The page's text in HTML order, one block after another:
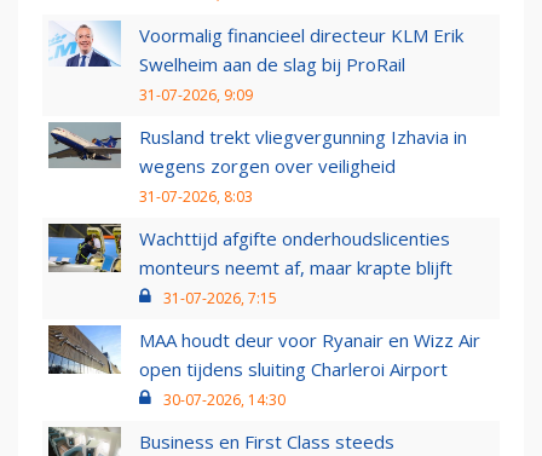
Voormalig financieel directeur KLM Erik
Swelheim aan de slag bij ProRail
31-07-2026, 9:09
Rusland trekt vliegvergunning Izhavia in
wegens zorgen over veiligheid
31-07-2026, 8:03
Wachttijd afgifte onderhoudslicenties
monteurs neemt af, maar krapte blijft
31-07-2026, 7:15
MAA houdt deur voor Ryanair en Wizz Air
open tijdens sluiting Charleroi Airport
30-07-2026, 14:30
Business en First Class steeds